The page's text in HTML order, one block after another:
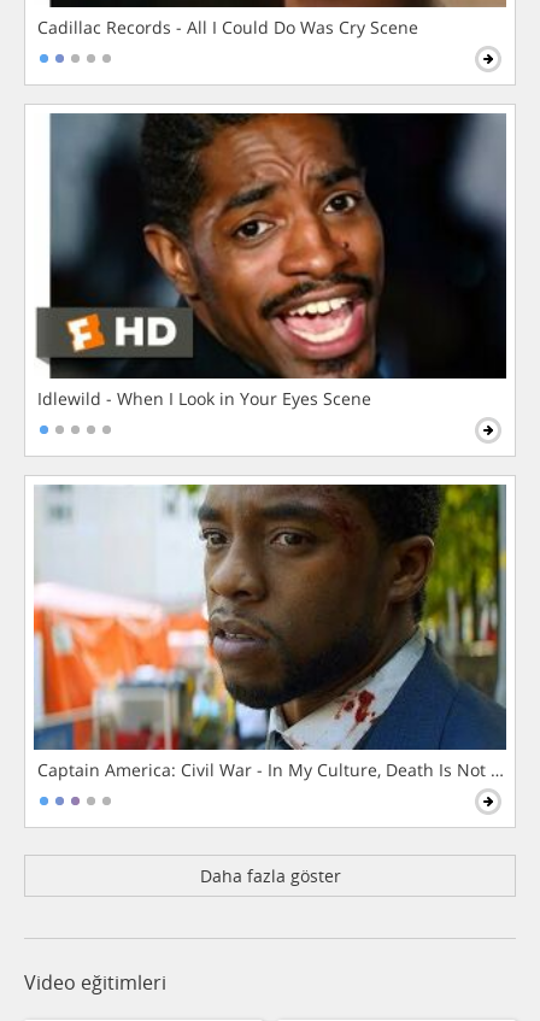
Cadillac Records - All I Could Do Was Cry Scene
Idlewild - When I Look in Your Eyes Scene
Captain America: Civil War - In My Culture, Death Is Not The
Daha fazla göster
Video eğitimleri